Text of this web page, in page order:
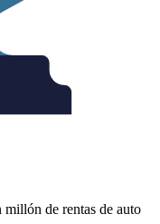
de rentas de auto